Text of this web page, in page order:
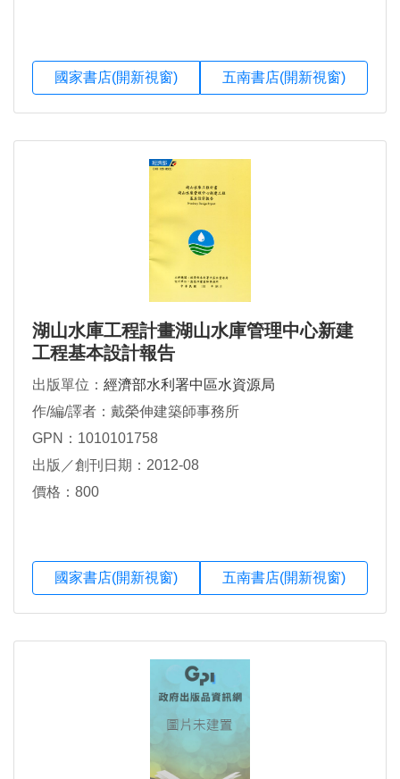
國家書店(開新視窗) 五南書店(開新視窗)
湖山水庫工程計畫湖山水庫管理中心新建
工程基本設計報告
出版單位： 經濟部水利署中區水資源局
作/編/譯者：戴榮伸建築師事務所
GPN：1010101758
出版／創刊日期：2012-08
價格：800
國家書店(開新視窗) 五南書店(開新視窗)